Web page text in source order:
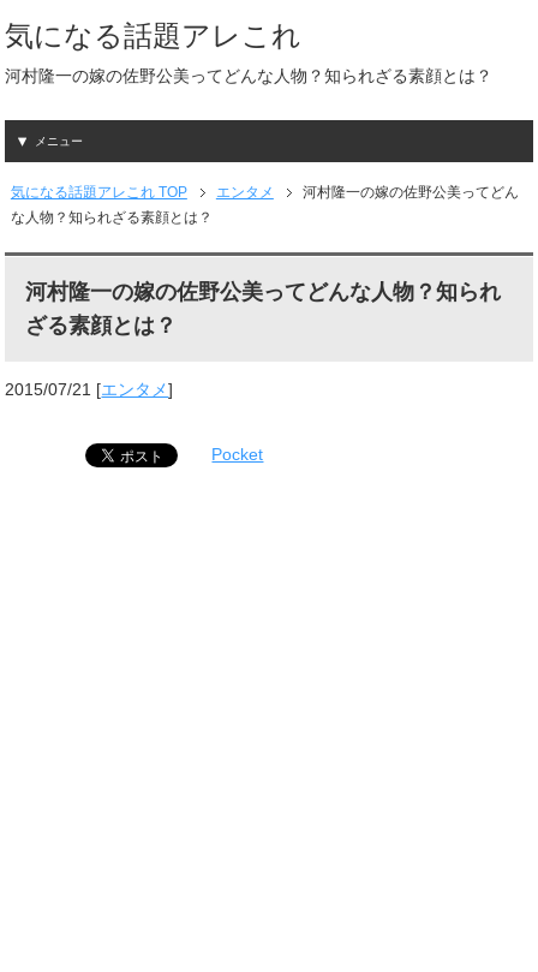
気になる話題アレこれ
河村隆一の嫁の佐野公美ってどんな人物？知られざる素顔とは？
メニュー
気になる話題アレこれ TOP エンタメ
河村隆一の嫁の佐野公美ってどん
な人物？知られざる素顔とは？
河村隆一の嫁の佐野公美ってどんな人物？知られ
ざる素顔とは？
2015/07/21 [エンタメ]
Pocket